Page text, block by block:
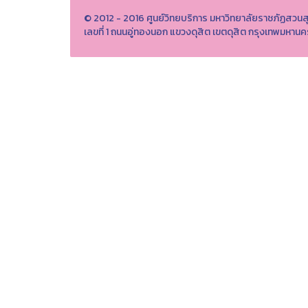
© 2012 - 2016 ศูนย์วิทยบริการ มหาวิทยาลัยราชภัฏสวน
เลขที่ 1 ถนนอู่ทองนอก แขวงดุสิต เขตดุสิต กรุงเทพมหา